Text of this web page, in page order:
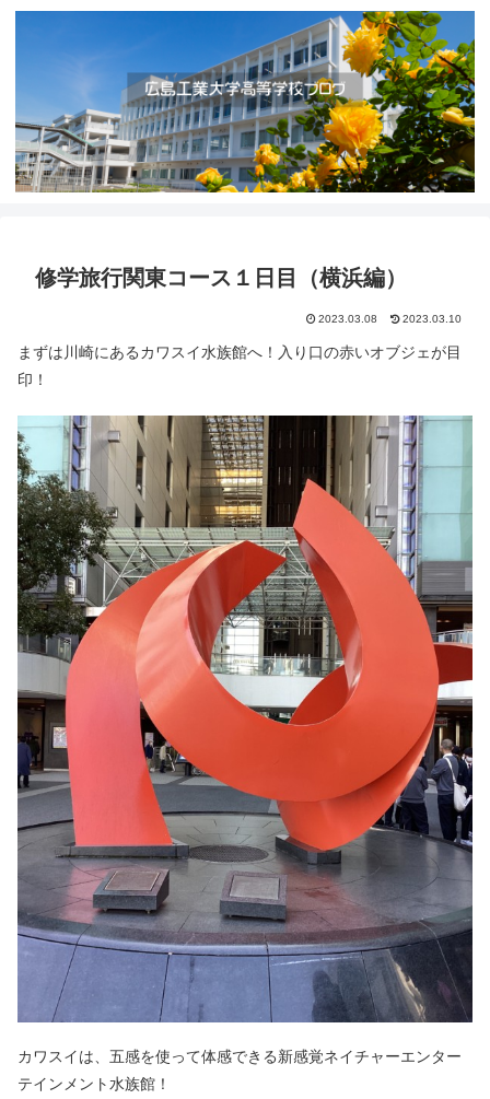
修学旅行関東コース１日目（横浜編）
2023.03.08 2023.03.10
まずは川崎にあるカワスイ水族館へ！入り口の赤いオブジェが目
印！
カワスイは、五感を使って体感できる新感覚ネイチャーエンター
テインメント水族館！